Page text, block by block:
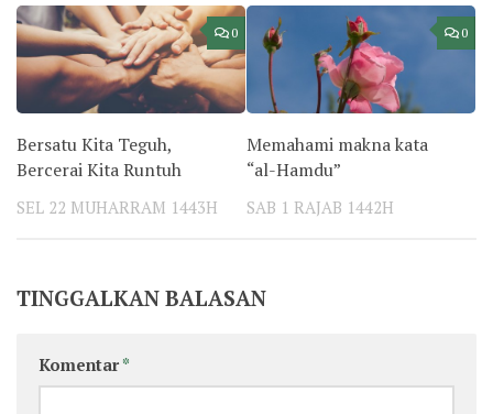
0
Bersatu Kita Teguh,
Bercerai Kita Runtuh
SEL 22 MUHARRAM 1443H
0
Memahami makna kata
“al-Hamdu”
SAB 1 RAJAB 1442H
TINGGALKAN BALASAN
Komentar*